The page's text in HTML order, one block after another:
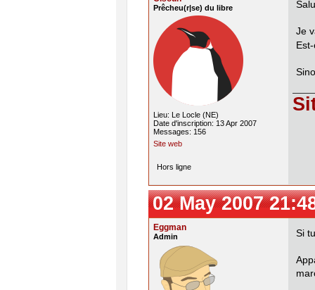
Prêcheu(r|se) du libre
Lieu: Le Locle (NE)
Date d'inscription: 13 Apr 2007
Messages: 156
Site web
Je
Hors ligne
02 May 2007
Eggman
Admin Si